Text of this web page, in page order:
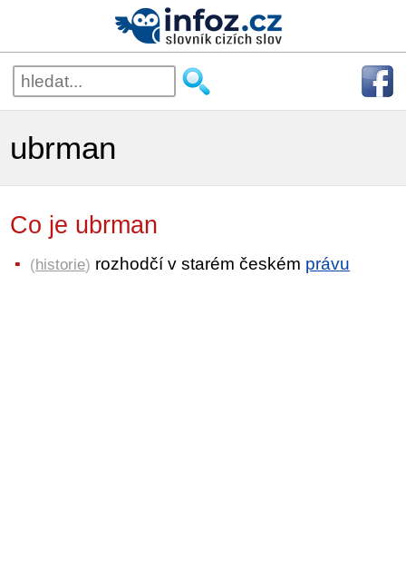
ubrman
Co je ubrman
(historie) rozhodčí v starém českém právu